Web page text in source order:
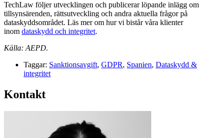
TechLaw följer utvecklingen och publicerar löpande inlägg om
tillsynsärenden, rättsutveckling och andra aktuella frågor på
dataskyddsområdet. Läs mer om hur vi bistår våra klienter
inom dataskydd och integritet.
Källa: AEPD.
Taggar: Sanktionsavgift, GDPR, Spanien, Dataskydd &
integritet
Kontakt